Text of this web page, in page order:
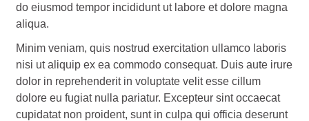
do eiusmod tempor incididunt ut labore et dolore magna
aliqua.
Minim veniam, quis nostrud exercitation ullamco laboris
nisi ut aliquip ex ea commodo consequat. Duis aute irure
dolor in reprehenderit in voluptate velit esse cillum
dolore eu fugiat nulla pariatur. Excepteur sint occaecat
cupidatat non proident, sunt in culpa qui officia deserunt